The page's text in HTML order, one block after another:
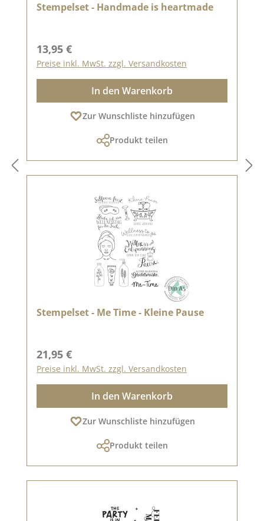
Stempelset - Handmade is heartmade
Regulärer Preis:
13,95 €
Preise inkl. MwSt. zzgl. Versandkosten
In den Warenkorb
Zur Wunschliste hinzufügen
Produkt teilen
Stempelset - Me Time - Kleine Pause
Regulärer Preis:
21,95 €
Preise inkl. MwSt. zzgl. Versandkosten
In den Warenkorb
Zur Wunschliste hinzufügen
Produkt teilen